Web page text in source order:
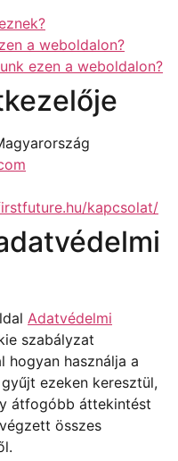
a weboldalon?
ezen a weboldalon?
kapcsolat/
Adatvédelmi
szabályzat
hogyan használja a
ezeken keresztül,
átfogóbb áttekintést
összes